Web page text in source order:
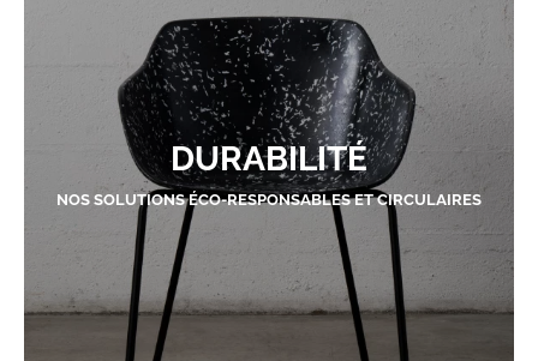
DURABILITÉ
NOS SOLUTIONS ÉCO-RESPONSABLES ET CIRCULAIRES